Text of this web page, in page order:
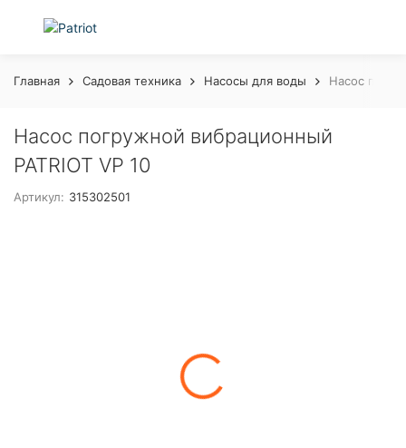
Главная Садовая техника Насосы для воды Насос
Насос погружной вибрационный
PATRIOT VP 10
Артикул: 315302501